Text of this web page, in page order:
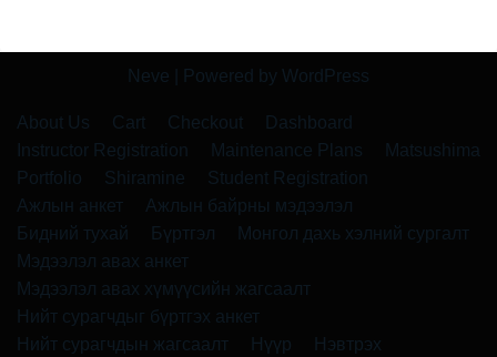
Neve | Powered by WordPress
About Us Cart Checkout
Dashboard
Instructor Registration
Maintenance Plans
Matsushima
Portfolio
Shiramine
Student Registration
Ажлын анкет
Ажлын байрны мэдээлэл
Бидний тухай
Бүртгэл
Монгол дахь хэлний сургалт
Мэдээлэл авах анкет
Мэдээлэл авах хүмүүсийн жагсаалт
Нийт сурагчдыг бүртгэх анкет
Нийт сурагчдын жагсаалт
Нүүр Нэвтрэх